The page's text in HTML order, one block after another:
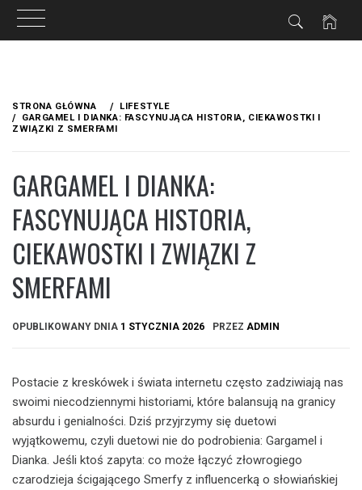
treści
STRONA GŁÓWNA
LIFESTYLE
GARGAMEL I DIANKA: FASCYNUJĄCA HISTORIA, CIEKAWOSTKI I
ZWIĄZKI Z SMERFAMI
GARGAMEL I DIANKA:
FASCYNUJĄCA HISTORIA,
CIEKAWOSTKI I ZWIĄZKI Z
SMERFAMI
OPUBLIKOWANY DNIA 1 STYCZNIA 2026 PRZEZ ADMIN
Postacie z kreskówek i świata internetu często zadziwiają nas
swoimi niecodziennymi historiami, które balansują na granicy
absurdu i genialności. Dziś przyjrzymy się duetowi
wyjątkowemu, czyli duetowi nie do podrobienia: Gargamel i
Dianka. Jeśli ktoś zapyta: co może łączyć złowrogiego
czarodzieja ścigającego Smerfy z influencerką o słowiańskiej